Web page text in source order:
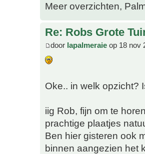
Meer overzichten,
Re: Robs Grote
door lapalmeraie op 18 nov
Oke.. in welk opzicht?
iig Rob, fijn om te
prachtige plaatjes
Ben hier gisteren ook
binnen aangezien het